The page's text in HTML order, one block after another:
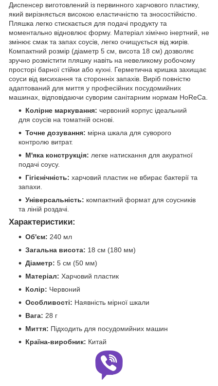
Диспенсер виготовлений із первинного харчового пластику,
який вирізняється високою еластичністю та зносостійкістю.
Пляшка легко стискається для подачі продукту та
моментально відновлює форму. Матеріал хімічно інертний, не
змінює смак та запах соусів, легко очищується від жирів.
Компактний розмір (діаметр 5 см, висота 18 см) дозволяє
зручно розмістити пляшку навіть на невеликому робочому
просторі барної стійки або кухні. Герметична кришка захищає
соуси від висихання та сторонніх запахів. Виріб повністю
адаптований для миття у професійних посудомийних
машинах, відповідаючи суворим санітарним нормам HoReCa.
Колірне маркування: червоний корпус ідеальний
для соусів на томатній основі.
Точне дозування: мірна шкала для суворого
контролю витрат.
М'яка конструкція: легке натискання для акуратної
подачі соусу.
Гігієнічність: харчовий пластик не вбирає бактерії та
запахи.
Універсальність: компактний формат для соусників
та ліній роздачі.
Характеристики:
Об'єм: 240 мл
Загальна висота: 18 см (180 мм)
Діаметр: 5 см (50 мм)
Матеріал: Харчовий пластик
Колір: Червоний
Особливості: Наявність мірної шкали
Вага: 28 г
Миття: Підходить для посудомийних машин
Країна-виробник: Китай